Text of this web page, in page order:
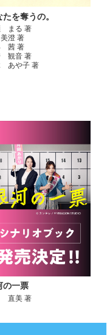
たを奪うの。
まる 著
澄 著
茜 著
観音 著
あや子 著
の一票
直美 著